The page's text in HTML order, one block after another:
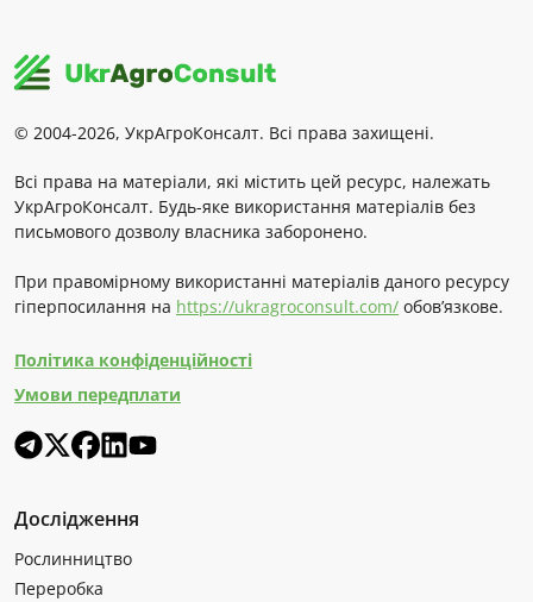
© 2004-2026, УкрАгроКонсалт. Всі права захищені.
Всі права на матеріали, які містить цей ресурс, належать
УкрАгроКонсалт. Будь-яке використання матеріалів без
письмового дозволу власника заборонено.
При правомірному використанні матеріалів даного ресурсу
гіперпосилання на https://ukragroconsult.com/ обов’язкове.
Політика конфіденційності
Умови передплати
Дослідження
Рослинництво
Переробка